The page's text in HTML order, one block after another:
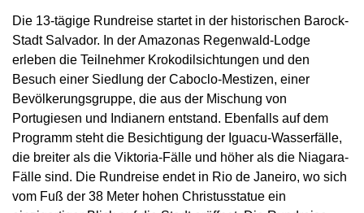
Die 13-tägige Rundreise startet in der historischen Barock-
Stadt Salvador. In der Amazonas Regenwald-Lodge
erleben die Teilnehmer Krokodilsichtungen und den
Besuch einer Siedlung der Caboclo-Mestizen, einer
Bevölkerungsgruppe, die aus der Mischung von
Portugiesen und Indianern entstand. Ebenfalls auf dem
Programm steht die Besichtigung der Iguacu-Wasserfälle,
die breiter als die Viktoria-Fälle und höher als die Niagara-
Fälle sind. Die Rundreise endet in Rio de Janeiro, wo sich
vom Fuß der 38 Meter hohen Christusstatue ein